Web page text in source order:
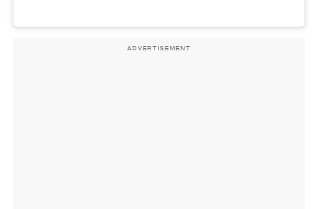
ADVERTISEMENT